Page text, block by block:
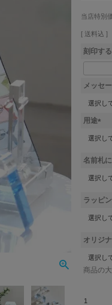
当店特別
送料込
刻印す
メッセ
用途
(
須
名前札
ラッピ
オリジ
商品の